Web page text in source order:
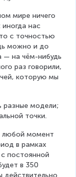
мире ничего
нас
с точностью
можно и до
— на чём-нибудь
раз говорили,
которую мы
разные модели;
точки.
любой момент
в рамках
постоянной
в 350
действительно